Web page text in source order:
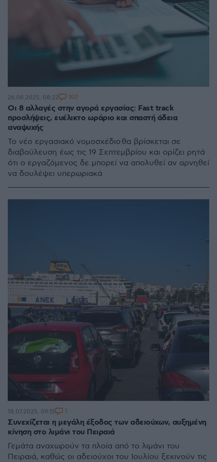
Οι 8 αλλαγές στην αγορά εργασίας: Fast track
προσλήψεις, ευέλικτο ωράριο και σπαστή άδεια
αναψυχής
Το νέο εργασιακό νομοσχέδιο θα βρίσκεται σε
διαβούλευση έως τις 19 Σεπτεμβρίου και ορίζει ρητά
ότι ο εργαζόμενος δε μπορεί να απολυθεί αν αρνηθεί
να δουλέψει υπερωριακά
26.08.2025, 08:22 102
Συνεχίζεται η μεγάλη έξοδος των αδειούχων, αυξημένη
κίνηση στο λιμάνι του Πειραιά
Γεμάτα αναχωρούν τα πλοία από το λιμάνι του
Πειραιά, καθώς οι αδειούχοι του Ιουλίου ξεκινούν τις
18.07.2025, 09:15 1